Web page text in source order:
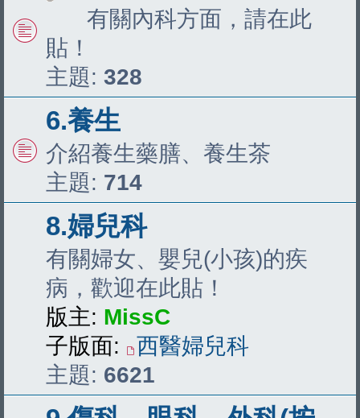
有關內科方面，請在此
貼！
主題: 328
6.養生
介紹養生藥膳、養生茶
主題: 714
8.婦兒科
有關婦女、嬰兒(小孩)的疾
病，歡迎在此貼！
版主: MissC
子版面:
西醫婦兒科
主題: 6621